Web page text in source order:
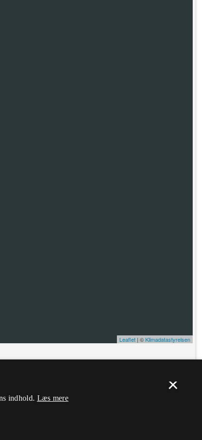
Leaflet| ©Klimadatastyrelsen
×
indhold. Læs mere